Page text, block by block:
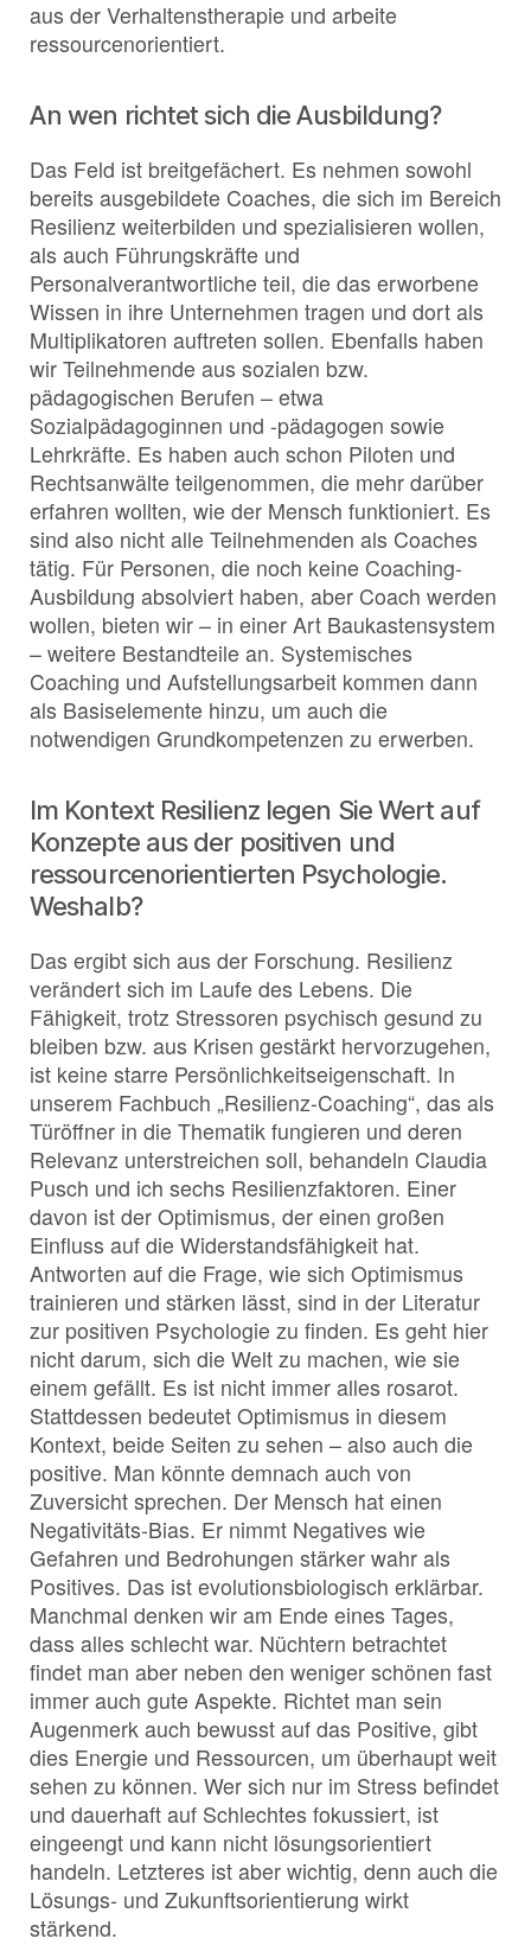
aus der Verhaltenstherapie und arbeite
ressourcenorientiert.
An wen richtet sich die Ausbildung?
Das Feld ist breitgefächert. Es nehmen sowohl
bereits ausgebildete Coaches, die sich im Bereich
Resilienz weiterbilden und spezialisieren wollen,
als auch Führungskräfte und
Personalverantwortliche teil, die das erworbene
Wissen in ihre Unternehmen tragen und dort als
Multiplikatoren auftreten sollen. Ebenfalls haben
wir Teilnehmende aus sozialen bzw.
pädagogischen Berufen – etwa
Sozialpädagoginnen und -pädagogen sowie
Lehrkräfte. Es haben auch schon Piloten und
Rechtsanwälte teilgenommen, die mehr darüber
erfahren wollten, wie der Mensch funktioniert. Es
sind also nicht alle Teilnehmenden als Coaches
tätig. Für Personen, die noch keine Coaching-
Ausbildung absolviert haben, aber Coach werden
wollen, bieten wir – in einer Art Baukastensystem
– weitere Bestandteile an. Systemisches
Coaching und Aufstellungsarbeit kommen dann
als Basiselemente hinzu, um auch die
notwendigen Grundkompetenzen zu erwerben.
Im Kontext Resilienz legen Sie Wert auf
Konzepte aus der positiven und
ressourcenorientierten Psychologie.
Weshalb?
Das ergibt sich aus der Forschung. Resilienz
verändert sich im Laufe des Lebens. Die
Fähigkeit, trotz Stressoren psychisch gesund zu
bleiben bzw. aus Krisen gestärkt hervorzugehen,
ist keine starre Persönlichkeitseigenschaft. In
unserem Fachbuch „Resilienz-Coaching“, das als
Türöffner in die Thematik fungieren und deren
Relevanz unterstreichen soll, behandeln Claudia
Pusch und ich sechs Resilienzfaktoren. Einer
davon ist der Optimismus, der einen großen
Einfluss auf die Widerstandsfähigkeit hat.
Antworten auf die Frage, wie sich Optimismus
trainieren und stärken lässt, sind in der Literatur
zur positiven Psychologie zu finden. Es geht hier
nicht darum, sich die Welt zu machen, wie sie
einem gefällt. Es ist nicht immer alles rosarot.
Stattdessen bedeutet Optimismus in diesem
Kontext, beide Seiten zu sehen – also auch die
positive. Man könnte demnach auch von
Zuversicht sprechen. Der Mensch hat einen
Negativitäts-Bias. Er nimmt Negatives wie
Gefahren und Bedrohungen stärker wahr als
Positives. Das ist evolutionsbiologisch erklärbar.
Manchmal denken wir am Ende eines Tages,
dass alles schlecht war. Nüchtern betrachtet
findet man aber neben den weniger schönen fast
immer auch gute Aspekte. Richtet man sein
Augenmerk auch bewusst auf das Positive, gibt
dies Energie und Ressourcen, um überhaupt weit
sehen zu können. Wer sich nur im Stress befindet
und dauerhaft auf Schlechtes fokussiert, ist
eingeengt und kann nicht lösungsorientiert
handeln. Letzteres ist aber wichtig, denn auch die
Lösungs- und Zukunftsorientierung wirkt
stärkend.